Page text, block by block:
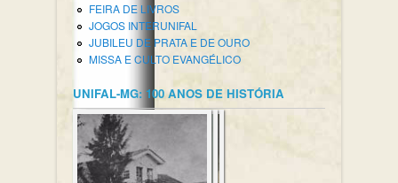
FEIRA DE LIVROS
JOGOS INTERUNIFAL
JUBILEU DE PRATA E DE OURO
MISSA E CULTO EVANGÉLICO
UNIFAL-MG: 100 ANOS DE HISTÓRIA